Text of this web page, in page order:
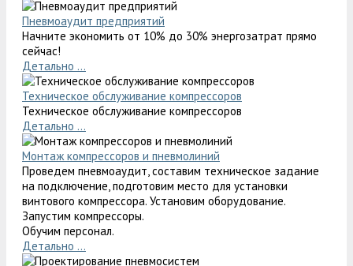
Пневмоаудит предприятий
Начните экономить от 10% до 30% энергозатрат прямо
сейчас!
Детально ...
Техническое обслуживание компрессоров
Техническое обслуживание компрессоров
Детально ...
Монтаж компрессоров и пневмолиний
Проведем пневмоаудит, составим техническое задание
на подключение, подготовим место для установки
винтового компрессора. Установим оборудование.
Запустим компрессоры.
Обучим персонал.
Детально ...